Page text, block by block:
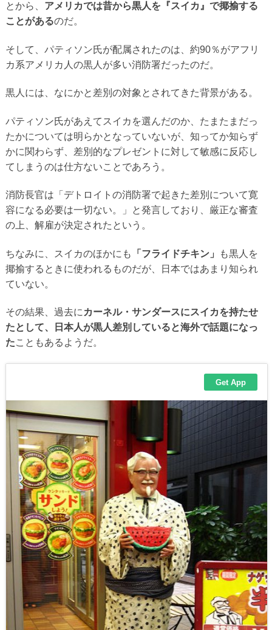
とから、 アメリカでは昔から黒人を『スイカ』で揶揄する
ことがあるのだ。
そして、パティソン氏が配属されたのは、約90％がアフリ
カ系アメリカ人の黒人が多い消防署だったのだ。
黒人には、なにかと差別の対象とされてきた背景がある。
パティソン氏があえてスイカを選んだのか、たまたまだっ
たかについては明らかとなっていないが、知ってか知らず
かに関わらず、差別的なプレゼントに対して敏感に反応し
てしまうのは仕方ないことであろう。
消防長官は「デトロイトの消防署で起きた差別について寛
容になる必要は一切ない。」と発言しており、厳正な審査
の上、解雇が決定されたという。
ちなみに、スイカのほかにも 「フライドチキン」
も黒人を
揶揄するときに使われるものだが、日本ではあまり知られ
ていない。
その結果、過去に カーネル・サンダースにスイカを持たせ
たとして、日本人が黒人差別していると海外で話題になっ
たこともあるようだ。